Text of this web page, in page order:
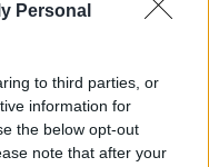
Personal
to third parties, or
information for
the below opt-out
note that after your
με απλότητα την
να φωτίσει
μεταπτώσεις